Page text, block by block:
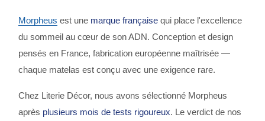
Morpheus est une marque française qui place l'excellence
du sommeil au cœur de son ADN. Conception et design
pensés en France, fabrication européenne maîtrisée —
chaque matelas est conçu avec une exigence rare.
Chez Literie Décor, nous avons sélectionné Morpheus
après plusieurs mois de tests rigoureux. Le verdict de nos